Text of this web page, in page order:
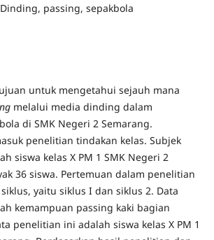
passing, sepakbola
untuk mengetahui sejauh mana
melalui media dinding dalam
di SMK Negeri 2 Semarang.
penelitian tindakan kelas. Subjek
siswa kelas X PM 1 SMK Negeri 2
36 siswa. Pertemuan dalam penelitian
yaitu siklus I dan siklus 2. Data
kemampuan passing kaki bagian
penelitian ini adalah siswa kelas X PM 1